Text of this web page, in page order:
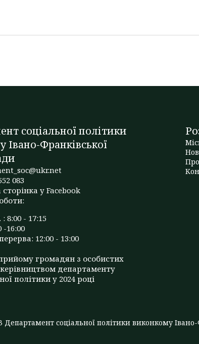
соціальної політики
Івано-Франківської
083
сторінка у Facebook
8:00 - 17:15
-16:00
12:00 - 13:00
громадян з особистих
департаменту
політики у 2024 році
Департамент соціальної політики виконкому